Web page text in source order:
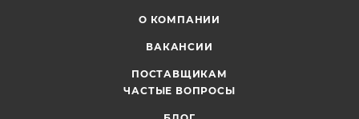
О КОМПАНИИ
ВАКАНСИИ
ПОСТАВЩИКАМ
ЧАСТЫЕ ВОПРОСЫ